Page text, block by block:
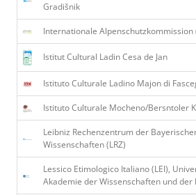
Gradišnik
Internationale Alpenschutzkommission
Istitut Cultural Ladin Cesa de Jan
Istituto Culturale Ladino Majon di
Istituto Culturale Mocheno/Bersntoler
Leibniz Rechenzentrum der
Wissenschaften (LRZ)
Lessico Etimologico Italiano (LEI),
Akademie der Wissenschaften und